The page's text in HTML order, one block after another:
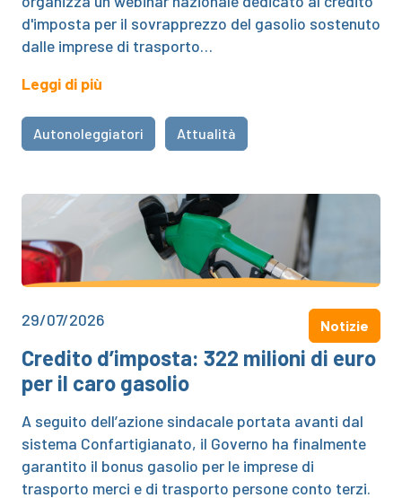
d'imposta per il sovrapprezzo del gasolio sostenuto
dalle imprese di trasporto…
Leggi di più
Autonoleggiatori Attualità
29/07/2026 Notizie
Credito d’imposta: 322 milioni di euro
per il caro gasolio
A seguito dell’azione sindacale portata avanti dal
sistema Confartigianato, il Governo ha finalmente
garantito il bonus gasolio per le imprese di
trasporto merci e di trasporto persone conto terzi.